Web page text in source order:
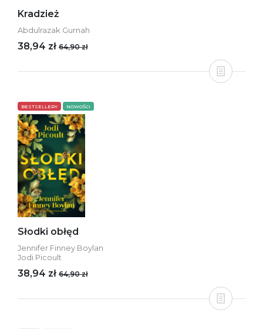
Kradzież
Abdulrazak Gurnah
38,94 zł 64,90 zł
BESTSELLERY NOWOŚCI
Słodki obłęd
Jennifer Finney Boylan
Jodi Picoult
38,94 zł 64,90 zł